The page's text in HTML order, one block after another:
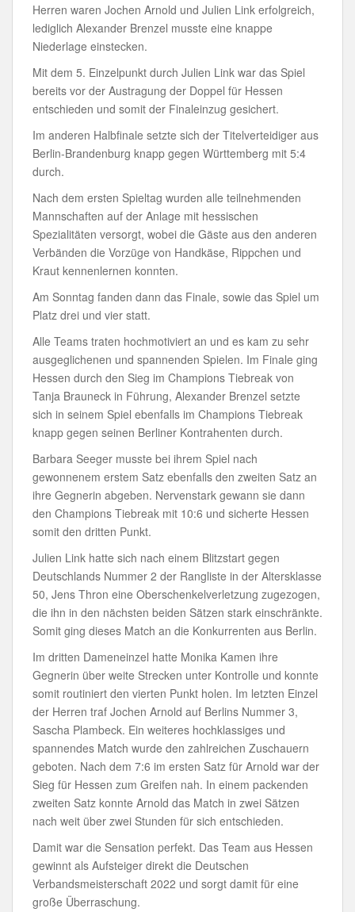
Herren waren Jochen Arnold und Julien Link erfolgreich,
lediglich Alexander Brenzel musste eine knappe
Niederlage einstecken.
Mit dem 5. Einzelpunkt durch Julien Link war das Spiel
bereits vor der Austragung der Doppel für Hessen
entschieden und somit der Finaleinzug gesichert.
Im anderen Halbfinale setzte sich der Titelverteidiger aus
Berlin-Brandenburg knapp gegen Württemberg mit 5:4
durch.
Nach dem ersten Spieltag wurden alle teilnehmenden
Mannschaften auf der Anlage mit hessischen
Spezialitäten versorgt, wobei die Gäste aus den anderen
Verbänden die Vorzüge von Handkäse, Rippchen und
Kraut kennenlernen konnten.
Am Sonntag fanden dann das Finale, sowie das Spiel um
Platz drei und vier statt.
Alle Teams traten hochmotiviert an und es kam zu sehr
ausgeglichenen und spannenden Spielen. Im Finale ging
Hessen durch den Sieg im Champions Tiebreak von
Tanja Brauneck in Führung, Alexander Brenzel setzte
sich in seinem Spiel ebenfalls im Champions Tiebreak
knapp gegen seinen Berliner Kontrahenten durch.
Barbara Seeger musste bei ihrem Spiel nach
gewonnenem erstem Satz ebenfalls den zweiten Satz an
ihre Gegnerin abgeben. Nervenstark gewann sie dann
den Champions Tiebreak mit 10:6 und sicherte Hessen
somit den dritten Punkt.
Julien Link hatte sich nach einem Blitzstart gegen
Deutschlands Nummer 2 der Rangliste in der Altersklasse
50, Jens Thron eine Oberschenkelverletzung zugezogen,
die ihn in den nächsten beiden Sätzen stark einschränkte.
Somit ging dieses Match an die Konkurrenten aus Berlin.
Im dritten Dameneinzel hatte Monika Kamen ihre
Gegnerin über weite Strecken unter Kontrolle und konnte
somit routiniert den vierten Punkt holen. Im letzten Einzel
der Herren traf Jochen Arnold auf Berlins Nummer 3,
Sascha Plambeck. Ein weiteres hochklassiges und
spannendes Match wurde den zahlreichen Zuschauern
geboten. Nach dem 7:6 im ersten Satz für Arnold war der
Sieg für Hessen zum Greifen nah. In einem packenden
zweiten Satz konnte Arnold das Match in zwei Sätzen
nach weit über zwei Stunden für sich entschieden.
Damit war die Sensation perfekt. Das Team aus Hessen
gewinnt als Aufsteiger direkt die Deutschen
Verbandsmeisterschaft 2022 und sorgt damit für eine
große Überraschung.